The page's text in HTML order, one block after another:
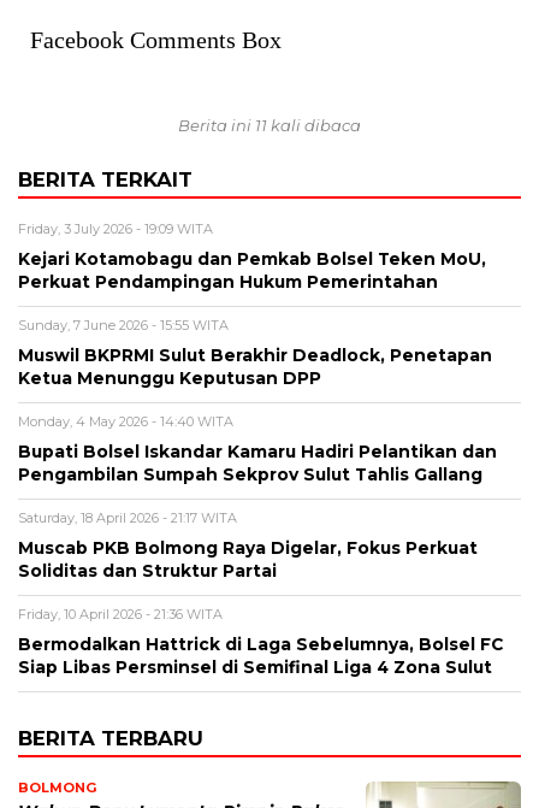
Facebook Comments Box
Berita ini 11 kali dibaca
BERITA TERKAIT
Friday, 3 July 2026 - 19:09 WITA
Kejari Kotamobagu dan Pemkab Bolsel Teken MoU,
Perkuat Pendampingan Hukum Pemerintahan
Sunday, 7 June 2026 - 15:55 WITA
Muswil BKPRMI Sulut Berakhir Deadlock, Penetapan
Ketua Menunggu Keputusan DPP
Monday, 4 May 2026 - 14:40 WITA
Bupati Bolsel Iskandar Kamaru Hadiri Pelantikan dan
Pengambilan Sumpah Sekprov Sulut Tahlis Gallang
Saturday, 18 April 2026 - 21:17 WITA
Muscab PKB Bolmong Raya Digelar, Fokus Perkuat
Soliditas dan Struktur Partai
Friday, 10 April 2026 - 21:36 WITA
Bermodalkan Hattrick di Laga Sebelumnya, Bolsel FC
Siap Libas Persminsel di Semifinal Liga 4 Zona Sulut
BERITA TERBARU
BOLMONG